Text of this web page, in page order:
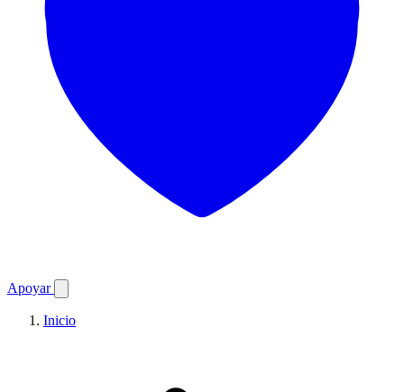
Apoyar
Inicio